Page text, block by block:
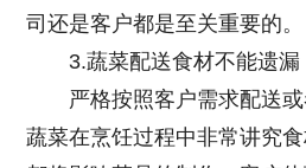
司还是客户都是至关重要的。
3.蔬菜配送食材不能遗漏
严格按照客户需求配送
蔬菜在烹饪过程中非常讲究